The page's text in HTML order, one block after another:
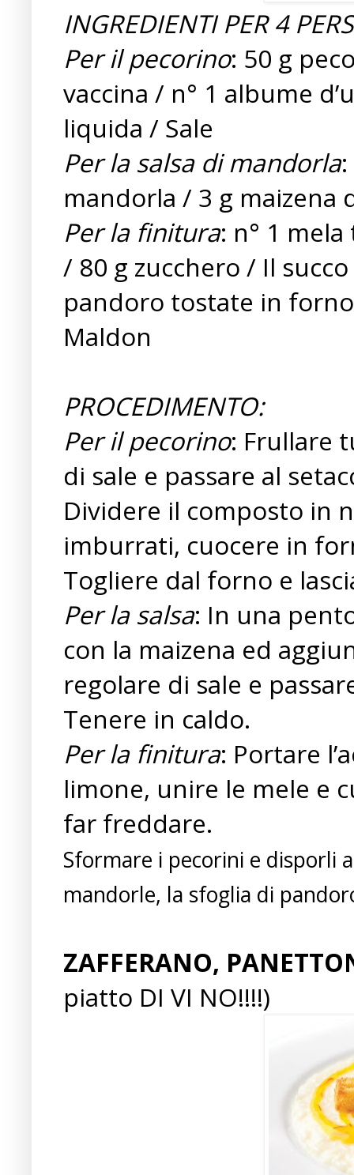
INGREDIENTI PER 4
Per il pecorino: 50 g
vaccina / n° 1 albume
liquida / Sale
Per la salsa di mandorla
mandorla / 3 g maizena
Per la finitura: n° 1
/ 80 g zucchero / Il
pandoro tostate in
Maldon
PROCEDIMENTO:
Per il pecorino: Frullare
di sale e passare al
Dividere il composto in
imburrati, cuocere in
Togliere dal forno e
Per la salsa: In una
con la maizena ed
regolare di sale e
Tenere in caldo.
Per la finitura: Portare
limone, unire le mele e
far freddare .
Sformare i pecorini e disporli
mandorle, la sfoglia di
ZAFFERANO,
piatto DI VI NO!!!!)